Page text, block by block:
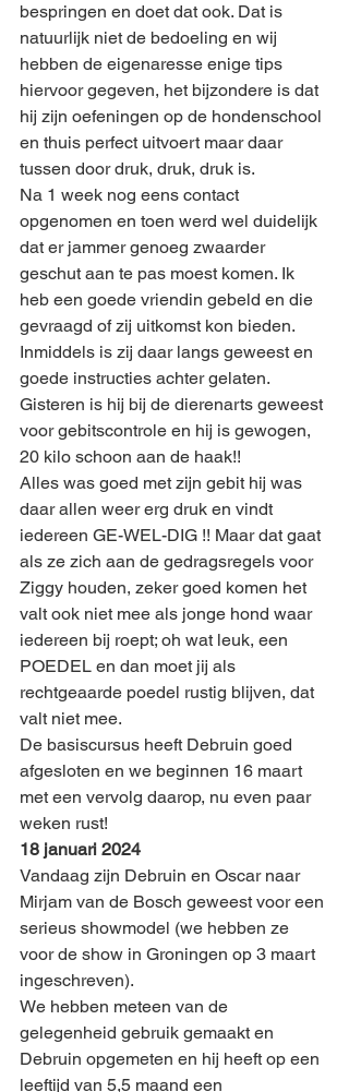
bespringen en doet dat ook. Dat is
natuurlijk niet de bedoeling en wij
hebben de eigenaresse enige tips
hiervoor gegeven, het bijzondere is dat
hij zijn oefeningen op de hondenschool
en thuis perfect uitvoert maar daar
tussen door druk, druk, druk is.
Na 1 week nog eens contact
opgenomen en toen werd wel duidelijk
dat er jammer genoeg zwaarder
geschut aan te pas moest komen. Ik
heb een goede vriendin gebeld en die
gevraagd of zij uitkomst kon bieden.
Inmiddels is zij daar langs geweest en
goede instructies achter gelaten.
Gisteren is hij bij de dierenarts geweest
voor gebitscontrole en hij is gewogen,
20 kilo schoon aan de haak!!
Alles was goed met zijn gebit hij was
daar allen weer erg druk en vindt
iedereen GE-WEL-DIG !! Maar dat gaat
als ze zich aan de gedragsregels voor
Ziggy houden, zeker goed komen het
valt ook niet mee als jonge hond waar
iedereen bij roept; oh wat leuk, een
POEDEL en dan moet jij als
rechtgeaarde poedel rustig blijven, dat
valt niet mee.
De basiscursus heeft Debruin goed
afgesloten en we beginnen 16 maart
met een vervolg daarop, nu even paar
weken rust!
18 januari 2024
Vandaag zijn Debruin en Oscar naar
Mirjam van de Bosch geweest voor een
serieus showmodel (we hebben ze
voor de show in Groningen op 3 maart
ingeschreven).
We hebben meteen van de
gelegenheid gebruik gemaakt en
Debruin opgemeten en hij heeft op een
leeftijd van 5,5 maand een